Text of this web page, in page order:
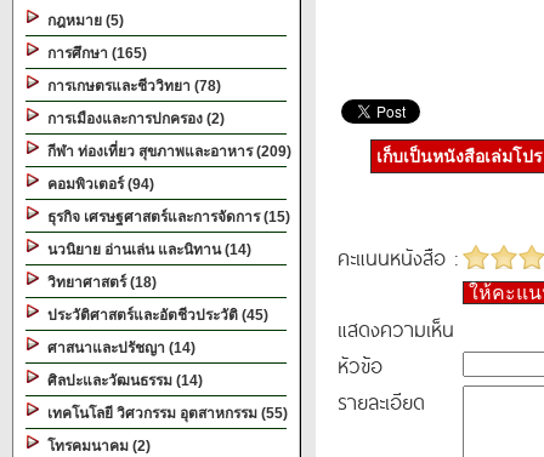
กฎหมาย (5)
การศึกษา (165)
การเกษตรและชีววิทยา (78)
การเมืองและการปกครอง (2)
กีฬา ท่องเที่ยว สุขภาพและอาหาร (209)
คอมพิวเตอร์ (94)
ธุรกิจ เศรษฐศาสตร์และการจัดการ (15)
นวนิยาย อ่านเล่น และนิทาน (14)
วิทยาศาสตร์ (18)
ประวัติศาสตร์และอัตชีวประวัติ (45)
ศาสนาและปรัชญา (14)
ศิลปะและวัฒนธรรม (14)
เทคโนโลยี วิศวกรรม อุตสาหกรรม (55)
โทรคมนาคม (2)
เก็บเป็นหนังสือเล่มโป
คะแนนหนังสือ :
ให้คะแ
แสดงความเห็น
หัวข้อ
รายละเอียด